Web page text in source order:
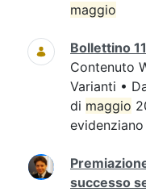
maggio
Bollettino
Contenuto
Varianti •
di maggio
evidenziano
successo